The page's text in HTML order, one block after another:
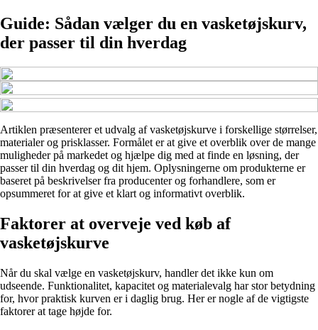
Guide: Sådan vælger du en vasketøjskurv,
der passer til din hverdag
Artiklen præsenterer et udvalg af vasketøjskurve i forskellige størrelser,
materialer og prisklasser. Formålet er at give et overblik over de mange
muligheder på markedet og hjælpe dig med at finde en løsning, der
passer til din hverdag og dit hjem. Oplysningerne om produkterne er
baseret på beskrivelser fra producenter og forhandlere, som er
opsummeret for at give et klart og informativt overblik.
Faktorer at overveje ved køb af
vasketøjskurve
Når du skal vælge en vasketøjskurv, handler det ikke kun om
udseende. Funktionalitet, kapacitet og materialevalg har stor betydning
for, hvor praktisk kurven er i daglig brug. Her er nogle af de vigtigste
faktorer at tage højde for.